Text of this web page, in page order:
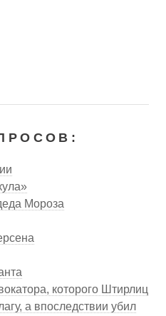
Мороза
которого Штирлиц
а впоследствии убил